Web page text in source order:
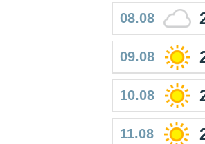
08.08
09.08
10.08
11.08